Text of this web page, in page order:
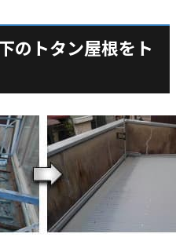
のトタン屋根をト